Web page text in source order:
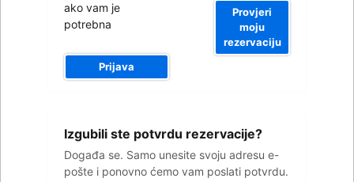
ako vam je
potrebna
Prijava
Provjeri
moju
rezervaciju
Izgubili ste potvrdu rezervacije?
Događa se. Samo unesite svoju adresu e-
pošte i ponovno ćemo vam poslati potvrdu.
adresa
pošte